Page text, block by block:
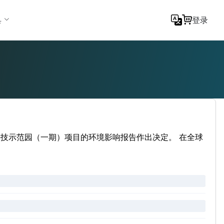
登录
示范园（一期）项目的环境影响报告作出决定。 在全球